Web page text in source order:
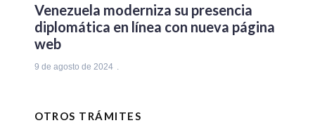
Venezuela moderniza su presencia
diplomática en línea con nueva página
web
9 de agosto de 2024
OTROS TRÁMITES